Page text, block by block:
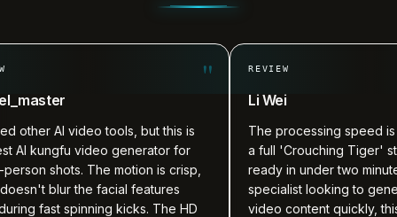
AI video tools, but this is
video generator for
The motion is crisp,
the facial features
spinning kicks. The HD
REVIEW
The processing speed is top-
a full 'Crouching Tiger' style
ready in under two minutes. For
specialist looking to generate
video content quickly, this tool is